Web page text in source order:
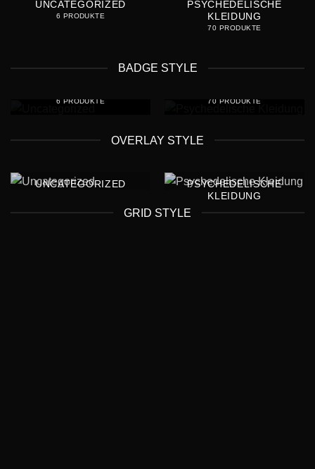
UNCATEGORIZED
6 PRODUKTE
PSYCHEDELISCHE
KLEIDUNG
70 PRODUKTE
BADGE STYLE
6 PRODUKTE 70 PRODUKTE
OVERLAY STYLE
UNCATEGORIZED
PSYCHEDELISCHE
KLEIDUNG
GRID STYLE